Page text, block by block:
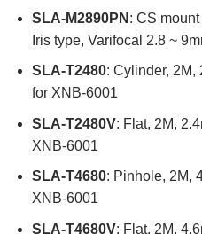
SLA-M2890PN : CS
Iris type, Varifocal 2.8 ~
SLA-T2480: Cylinder, 2M,
for XNB-6001
SLA-T2480V: Flat, 2M,
XNB-6001
SLA-T4680: Pinhole, 2M,
XNB-6001
SLA-T4680V: Flat, 2M,